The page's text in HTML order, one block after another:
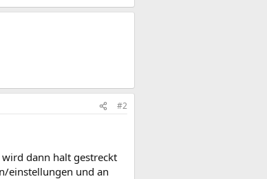
#2
dann halt gestreckt
einstellungen und an